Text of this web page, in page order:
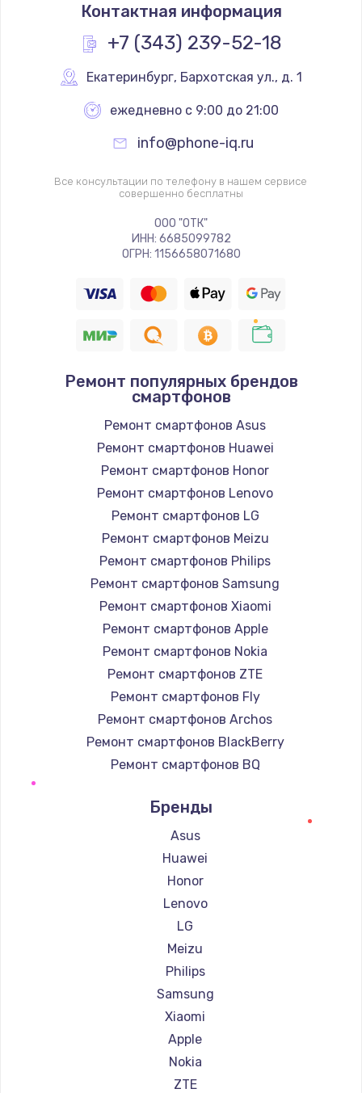
Контактная информация
+7 (343) 239-52-18
Екатеринбург, Бархотская ул., д. 1
ежедневно с 9:00 до 21:00
info@phone-iq.ru
Все консультации по телефону в нашем сервисе
совершенно бесплатны
ООО "ОТК"
ИНН: 6685099782
ОГРН: 1156658071680
Ремонт популярных брендов
смартфонов
Ремонт смартфонов Asus
Ремонт смартфонов Huawei
Ремонт смартфонов Honor
Ремонт смартфонов Lenovo
Ремонт смартфонов LG
Ремонт смартфонов Meizu
Ремонт смартфонов Philips
Ремонт смартфонов Samsung
Ремонт смартфонов Xiaomi
Ремонт смартфонов Apple
Ремонт смартфонов Nokia
Ремонт смартфонов ZTE
Ремонт смартфонов Fly
Ремонт смартфонов Archos
Ремонт смартфонов BlackBerry
Ремонт смартфонов BQ
Ремонт смартфонов Digma
Ремонт смартфонов Ginzzu
Ремонт смартфонов Highscreen
Ремонт смартфонов Irbis
Ремонт смартфонов Kyocera
Ремонт смартфонов LeEco
Ремонт смартфонов OnePlus
Ремонт смартфонов teXet
Ремонт смартфонов Motorola
Ремонт смартфонов Prestigio
Ремонт смартфонов Vertex
Ремонт смартфонов Microsoft
Ремонт смартфонов Sharp
Бренды
Asus
Huawei
Honor
Lenovo
LG
Meizu
Philips
Samsung
Xiaomi
Apple
Nokia
ZTE